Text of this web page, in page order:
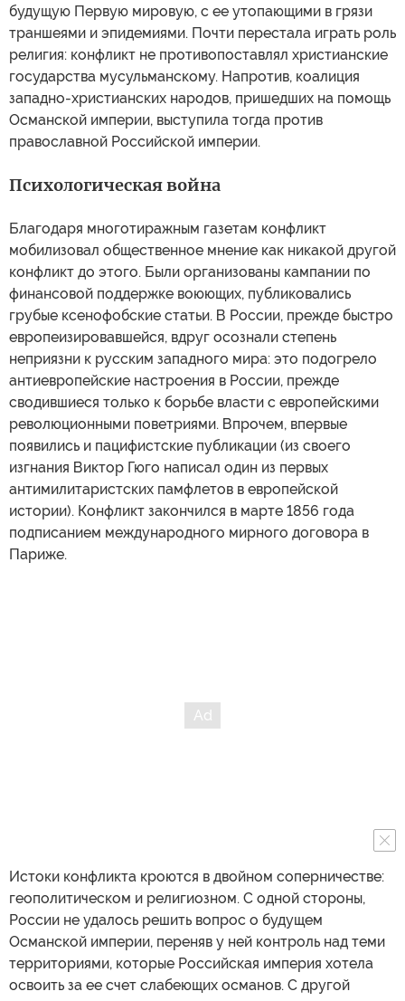
будущую Первую мировую, с ее утопающими в грязи
траншеями и эпидемиями. Почти перестала играть роль
религия: конфликт не противопоставлял христианские
государства мусульманскому. Напротив, коалиция
западно-христианских народов, пришедших на помощь
Османской империи, выступила тогда против
православной Российской империи.
Психологическая война
Благодаря многотиражным газетам конфликт
мобилизовал общественное мнение как никакой другой
конфликт до этого. Были организованы кампании по
финансовой поддержке воюющих, публиковались
грубые ксенофобские статьи. В России, прежде быстро
европеизировавшейся, вдруг осознали степень
неприязни к русским западного мира: это подогрело
антиевропейские настроения в России, прежде
сводившиеся только к борьбе власти с европейскими
революционными поветриями. Впрочем, впервые
появились и пацифистские публикации (из своего
изгнания Виктор Гюго написал один из первых
антимилитаристских памфлетов в европейской
истории). Конфликт закончился в марте 1856 года
подписанием международного мирного договора в
Париже.
Истоки конфликта кроются в двойном соперничестве:
геополитическом и религиозном. С одной стороны,
России не удалось решить вопрос о будущем
Османской империи, переняв у ней контроль над теми
территориями, которые Российская империя хотела
освоить за ее счет слабеющих османов. С другой